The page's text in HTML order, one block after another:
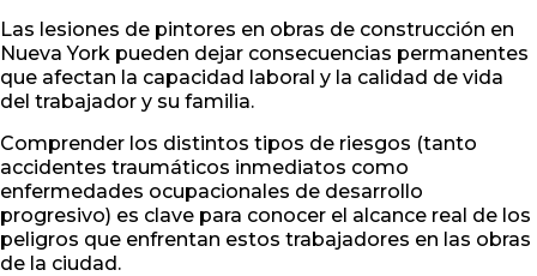
Las lesiones de pintores en obras de construcción en
Nueva York pueden dejar consecuencias permanentes
que afectan la capacidad laboral y la calidad de vida
del trabajador y su familia.
Comprender los distintos tipos de riesgos (tanto
accidentes traumáticos inmediatos como
enfermedades ocupacionales de desarrollo
progresivo) es clave para conocer el alcance real de los
peligros que enfrentan estos trabajadores en las obras
de la ciudad.